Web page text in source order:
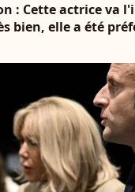
: Cette actrice va
bien, elle a été